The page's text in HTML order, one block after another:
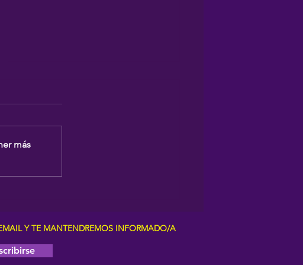
Hora y media de música y arte
más
Y TE MANTENDREMOS INFORMADO/A